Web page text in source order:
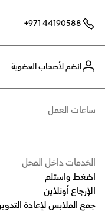
+971 44190588
انضم لأصحاب العضوية
الخدمات داخل المحل
اضغط واستلم
الإرجاع أونلاين
جمع الملابس لإعادة التدوير
ساعات العمل